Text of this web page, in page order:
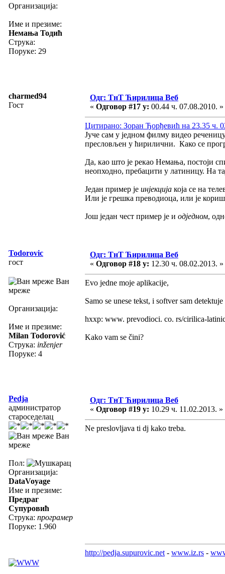
Организација:
Име и презиме:
Немања Тодић
Струка:
Поруке: 29
charmed94
Гост
Одг: ТнТ Ћирилица Веб
« Одговор #17 у: 00.44 ч. 07.08.2010. »
Цитирано: Зоран Ђорђевић на 23.35 ч.
Јуче сам у једном филму видео
пресловљен у ћирилични. Како се
Да, као што је рекао Немања, постоји
неопходно, пребацити у латиницу. На
Један пример је инјекција која се на
Или је грешка преводиоца, или је
Још један чест пример је и одједном,
Todorovic
гост
Ван
мреже
Организација:
Име и презиме:
Milan Todorović
Струка: inženjer
Поруке: 4
Одг: ТнТ Ћирилица Веб
« Одговор #18 у: 12.30 ч. 08.02.2013. »
Evo jedne moje aplikacije,
Samo se unese tekst, i softver sam
hxxp: www. prevodioci. co. rs/cirilica-
Kako vam se čini?
Pedja
администратор
староседелац
Ван
мреже
Пол:
Организација:
DataVoyage
Име и презиме:
Предраг
Супуровић
Струка: програмер
Поруке: 1.960
Одг: ТнТ Ћирилица Веб
« Одговор #19 у: 10.29 ч. 11.02.2013. »
Ne preslovljava ti dj kako treba.
http://pedja.supurovic.net - www.iz.rs -